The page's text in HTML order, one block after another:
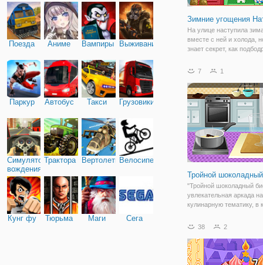
Поезда Аниме Вампиры Выживание
Паркур Автобус Такси Грузовики
Симулятор
вождения
Трактора ВертолетыВелосипед
Кунг фу Тюрьма Маги Сега
Зимние угощения
На улице наступила
вместе с ней и холода,
знает секрет, как
сердца. В онлайн игре
компанию девушке и
будете
7 1
Тройной
"Тройной шоколадный
увлекательная аркада на
кулинарную тематику, в
шоколадный бисквит.
повторять простые
учиться готовить
38 2